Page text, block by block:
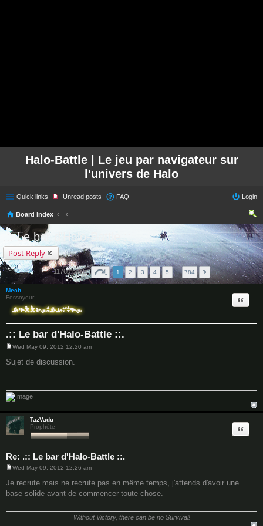
Halo-Battle | Le jeu par navigateur sur
l'univers de Halo
Quick links Unread posts FAQ Login
Board index
ear
ch
.:: Le bar d'Halo-Battle ::.
Post Reply
11760 posts 1 2 3 4 5 … 784
Mech
Fossoyeur
.:: Le bar d'Halo-Battle ::.
Quote
s
Wed May 09, 2012 12:20 am
Sujet de discussion.
TazVadu
Prophète
Re: .:: Le bar d'Halo-Battle ::.
Quote
o
s
t
Wed May 09, 2012 12:26 am
Je recrute mais ne recrute pas en même temps, j'attends d'avoir une
base solide avant de commencer toute chose.
Without Victory, there can be no Survival!